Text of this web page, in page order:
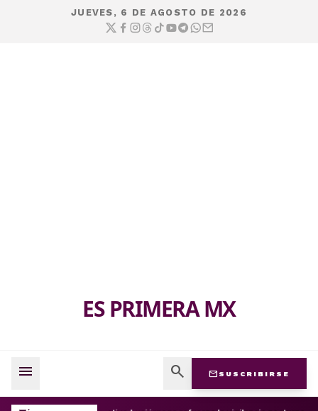
JUEVES, 6 DE AGOSTO DE 2026
ES PRIMERA MX
menu search mail SUSCRIBIRSE